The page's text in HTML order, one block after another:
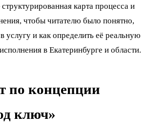
карта процесса и
чтобы читателю было понятно,
услугу и как определить её реальную
в Екатеринбурге и области.
по концепции
ключ»